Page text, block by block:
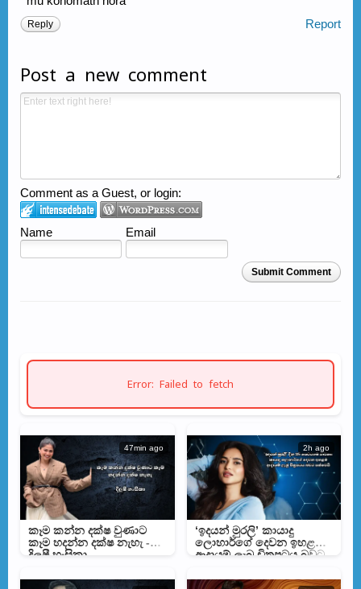
Report
Reply
Post a new comment
Comment as a Guest, or login:
Name Email
Submit Comment
Error: Failed to fetch
47min ago
කෑම කන්න දක්ෂ වුණාට
කෑම හදන්න දක්ෂ නැහැ -
දිලුෂී හංසිකා
2h ago
‘ඉදයන් මුරලි’ කායාදු
ලොහාර්ගේ දෙවන ඉහළම
ආදායම් ලැබූ චිත්‍රපටය බවට